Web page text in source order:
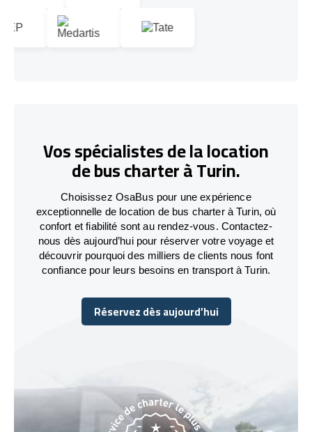
Vos spécialistes de la location
de bus charter à Turin.
Choisissez OsaBus pour une expérience
exceptionnelle de location de bus charter à Turin, où
confort et fiabilité sont au rendez-vous. Contactez-
nous dès aujourd’hui pour réserver votre voyage et
découvrir pourquoi des milliers de clients nous font
confiance pour leurs besoins en transport à Turin.
Réservez dès aujourd’hui
Réservez dès aujourd’hui